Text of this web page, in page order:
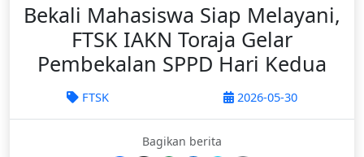
Bekali Mahasiswa Siap Melayani,
FTSK IAKN Toraja Gelar
Pembekalan SPPD Hari Kedua
FTSK 2026-05-30
Bagikan berita